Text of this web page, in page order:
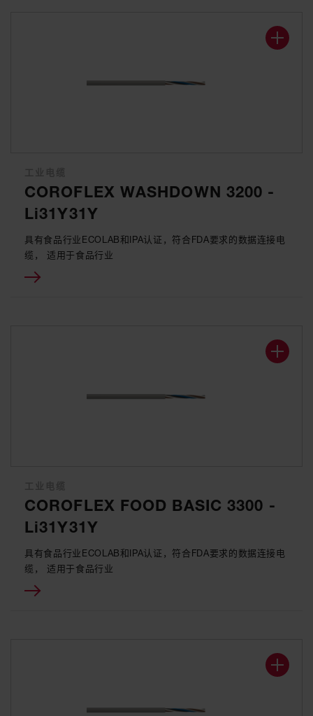
COROFLEX WASHDOWN 3200 -
Li31Y31Y
具有食品行业ECOLAB和IPA认证，符合FDA要求的数据连接电
缆， 适用于食品行业
COROFLEX FOOD BASIC 3300 -
Li31Y31Y
具有食品行业ECOLAB和IPA认证，符合FDA要求的数据连接电
缆， 适用于食品行业